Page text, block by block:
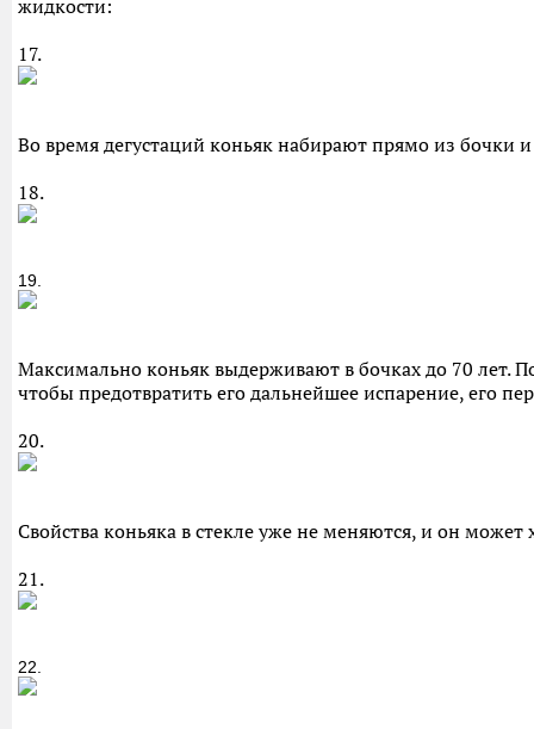
жидкости:
17.
Во время дегустаций коньяк набирают прямо из бочки
18.
19.
Максимально коньяк выдерживают в бочках до 70 лет.
чтобы предотвратить его дальнейшее испарение, его
20.
Свойства коньяка в стекле уже не меняются, и он может
21.
22.